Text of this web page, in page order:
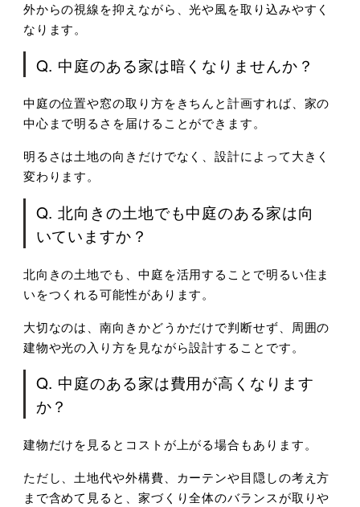
外からの視線を抑えながら、光や風を取り込みやすく
なります。
Q. 中庭のある家は暗くなりませんか？
中庭の位置や窓の取り方をきちんと計画すれば、家の
中心まで明るさを届けることができます。
明るさは土地の向きだけでなく、設計によって大きく
変わります。
Q. 北向きの土地でも中庭のある家は向
いていますか？
北向きの土地でも、中庭を活用することで明るい住ま
いをつくれる可能性があります。
大切なのは、南向きかどうかだけで判断せず、周囲の
建物や光の入り方を見ながら設計することです。
Q. 中庭のある家は費用が高くなります
か？
建物だけを見るとコストが上がる場合もあります。
ただし、土地代や外構費、カーテンや目隠しの考え方
まで含めて見ると、家づくり全体のバランスが取りや